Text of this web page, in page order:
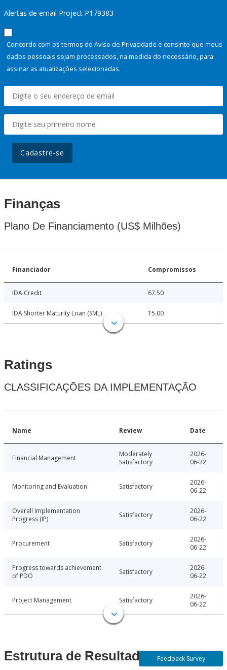
Alertas de email Project P179383
Concordo com os termos do Aviso de Privacidade e consinto que meus
dados pessoais sejam processados, na medida do necessário, para
assinar as atualizações selecionadas.
Cadastre-se
Finanças
Plano De Financiamento (US$ Milhões)
Financiador Compromissos
IDA Credit 67.50
IDA Shorter Maturity Loan (SML) 15.00
Ratings
CLASSIFICAÇÕES DA IMPLEMENTAÇÃO
Name Review Date
Financial Management
Moderately
Satisfactory
2026-
06-22
Monitoring and Evaluation Satisfactory
2026-
06-22
Overall Implementation
Progress (IP)
Satisfactory
2026-
06-22
Procurement Satisfactory
2026-
06-22
Progress towards achievement
of PDO
Satisfactory
2026-
06-22
Project Management Satisfactory
2026-
06-22
Estrutura de Resultados Feedback Survey